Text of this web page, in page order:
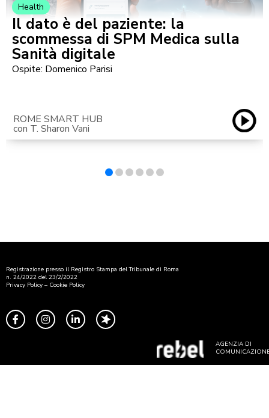
Health
Il dato è del paziente: la
scommessa di SPM Medica sulla
Sanità digitale
Ospite: Domenico Parisi
ROME SMART HUB
con T. Sharon Vani
Registrazione presso il Registro Stampa del Tribunale di Roma
n. 24/2022 del 23/2/2022
Privacy Policy – Cookie Policy
AGENZIA DI